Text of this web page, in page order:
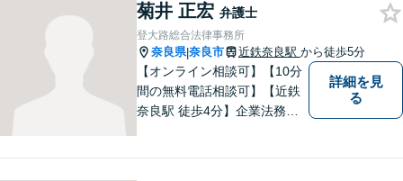
決策を提案し続けます。 よろ
しくお願いします。
菊井 正宏 弁護士
登大路総合法律事務所
奈良県|奈良市 近鉄奈良駅 から徒歩5分
【オンライン相談可】【10分
間の無料電話相談可】【近鉄
奈良駅 徒歩4分】企業法務／
詳細を見
る